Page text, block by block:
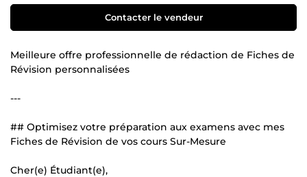
Contacter le vendeur
Meilleure offre professionnelle de rédaction de Fiches de
Révision personnalisées
---
## Optimisez votre préparation aux examens avec mes
Fiches de Révision de vos cours Sur-Mesure
Cher(e) Étudiant(e),